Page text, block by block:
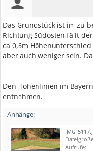
Das Grundstück ist im zu
Richtung Südosten fällt
ca 0,6m
aber auch weniger sein.
Den Höhenlinien im
entnehmen.
Anhänge:
Aufrufe: